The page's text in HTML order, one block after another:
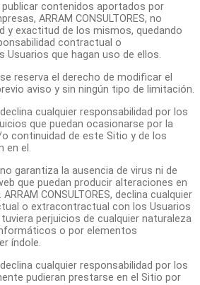
publicar contenidos aportados por
ARRAM CONSULTORES, no
y exactitud de los mismos, quedando
contractual o
que hagan uso de ellos.
se reserva el derecho de modificar el
aviso y sin ningún tipo de limitación.
declina cualquier responsabilidad por los
que puedan ocasionarse por la
continuidad de este Sitio y de los
en el.
no garantiza la ausencia de virus ni de
que puedan producir alteraciones en
CONSULTORES, declina cualquier
o extracontractual con los Usuarios
perjuicios de cualquier naturaleza
o por elementos
índole.
declina cualquier responsabilidad por los
pudieran prestarse en el Sitio por